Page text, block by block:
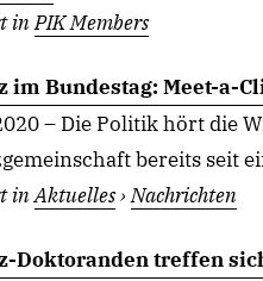
inPIK Members
im Bundestag: Meet-a-
– Die Politik hört die
bereits seit
inAktuelles›Nachrichten
Doktoranden treffen